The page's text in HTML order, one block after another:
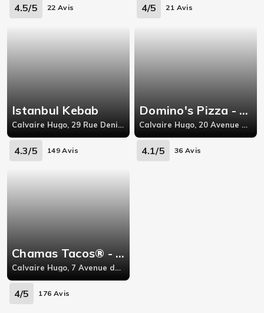
4.5/5 22 Avis 4/5 21 Avis
Istanbul Kebab
Calvaire Hugo, 29 Rue Denis Papin,26000
4.3/5 149 Avis
Domino's Pizza - Valence
Calvaire Hugo, 20 Avenue Pierre Semard,
4.1/5 36 Avis
Chamas Tacos® - Valence
Calvaire Hugo, 7 Avenue du Champ de Mars,
4/5 176 Avis